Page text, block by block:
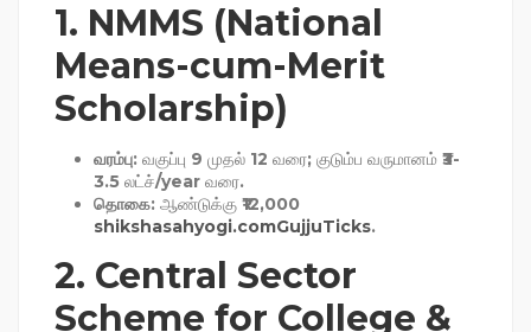
1. NMMS (National
Means-cum-Merit
Scholarship)
வரம்பு: வகுப்பு 9 முதல் 12 வரை; குடும்ப வருமானம் ₹3-
3.5 லட்ச்/year வரை.
தொகை: ஆண்டுக்கு ₹12,000
shikshasahyogi.comGujjuTicks.
2. Central Sector
Scheme for College &